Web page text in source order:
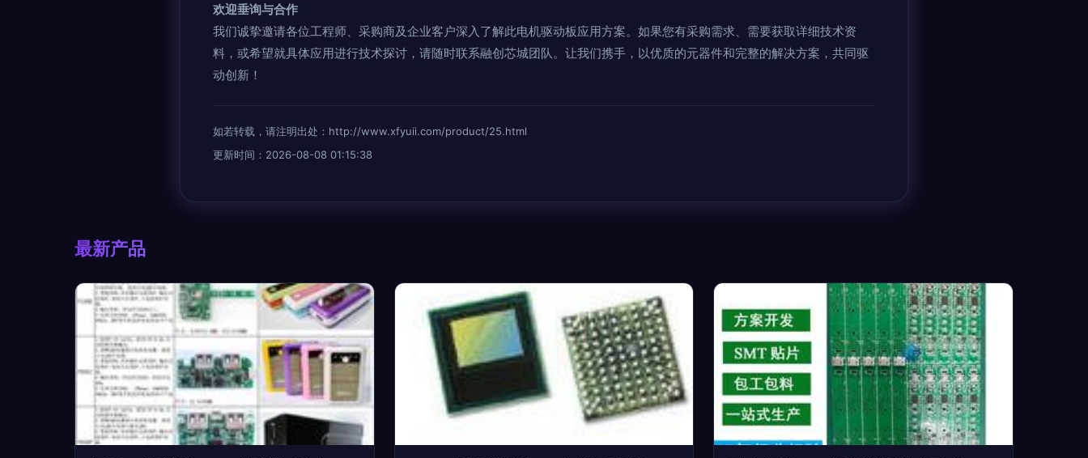
欢迎垂询与合作
我们诚挚邀请各位工程师、采购商及企业客户深入了解此电机驱动板应用方案。如果您有采购需求、需要获取详细技术资
料，或希望就具体应用进行技术探讨，请随时联系融创芯城团队。让我们携手，以优质的元器件和完整的解决方案，共同驱
动创新！
如若转载，请注明出处：http://www.xfyuii.com/product/25.html
更新时间：2026-08-08 01:15:38
最新产品